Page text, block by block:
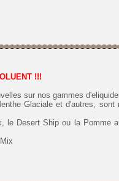
!!!
sur nos gammes
Glaciale et d'autres, sont
Desert Ship ou la Pomme